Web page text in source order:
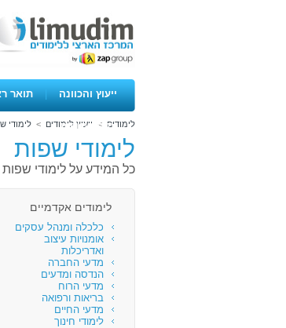
ייעוץ והכוונה | תואר
ימים פתוחיםלימודים > ייעוץ לימודים > לימודי
לימודי שפות
כל המידע על לימודי
לימודים אקדמיים
כלכלה ומנהל עסקים
אומנויות עיצוב
ואדריכלות
מדעי החברה
הנדסה ומדעים
מדעי הרוח
בריאות ורפואה
מדעי החיים
לימודי חינוך